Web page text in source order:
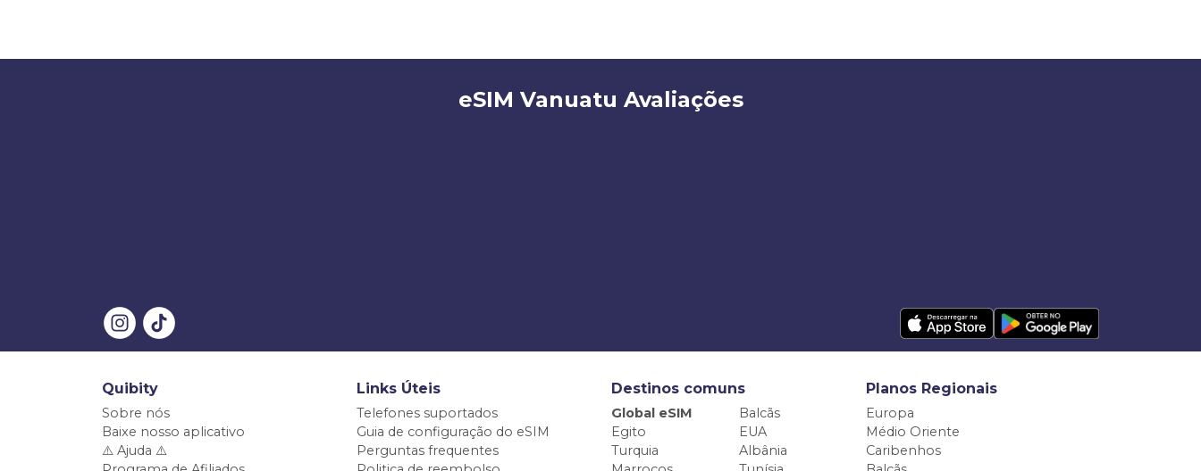
eSIM Vanuatu Avaliações
Quibity
Sobre nós
Baixe nosso aplicativo
⚠️ Ajuda ⚠️
Links Úteis
Telefones suportados
Guia de configuração do eSIM
Perguntas frequentes
Destinos comuns
Global eSIM
Balcãs
Egito
EUA
Turquia
Albânia
Planos Regionais
Europa
Médio Oriente
Caribenhos